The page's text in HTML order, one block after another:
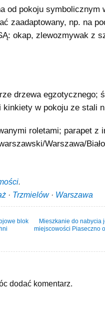
od pokoju symbolicznym
zaadaptowany, np. na
okap, zlewozmywak z
drzewa egzotycznego;
kinkiety w pokoju ze stali
roletami; parapet z
Warszawa/
.
· Trzmielów· Warszawa
blok
Mieszkanie do nabycia
miejscowości Piaseczno
dodać komentarz.